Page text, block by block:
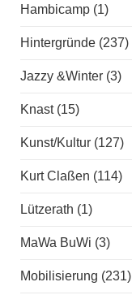
Hambicamp (1)
Hintergründe (237)
Jazzy &Winter (3)
Knast (15)
Kunst/Kultur (127)
Kurt Claßen (114)
Lützerath (1)
MaWa BuWi (3)
Mobilisierung (231)